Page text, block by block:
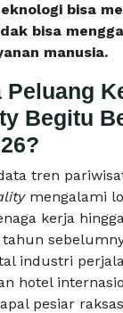
bisa
bisa
manusia.
Peluang
Begitu
tren
mengalami
kerja
industri
hotel
pesiar